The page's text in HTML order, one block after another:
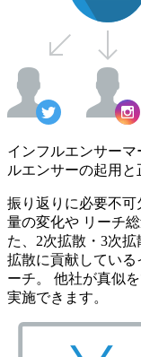
インフルエンサー
ルエンサーの起用と
振り返りに必要不
量の変化や リーチ
た、2次拡散・3次拡
拡散に貢献している
ーチ。 他社が真似
実施できます。